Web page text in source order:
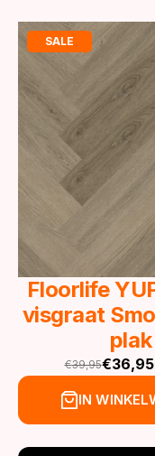
SALE
Floorlife
visgraat
plak
€39,95
prijs
€36,95
Huidige
prijs
IN